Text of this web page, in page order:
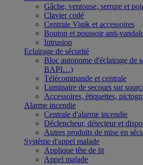
Gâche, ventouse, serrure et
Clavier codé
Centrale Vigik et accessoires
Bouton et poussoir anti-
Intrusion
Eclairage de sécurité
Bloc autonome d'éclairage de
BAPI…)
Télécommande et centrale
Luminaire de secours sur
Accessoires, étiquettes,
Alarme incendie
Centrale d'alarme incendie
Déclencheur, détecteur et
Autres produits de mise en
Système d'appel malade
Applique tête de lit
Appel malade